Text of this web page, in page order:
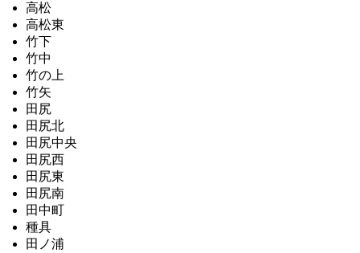
高松
高松東
竹下
竹中
竹の上
竹矢
田尻
田尻北
田尻中央
田尻西
田尻東
田尻南
田中町
種具
田ノ浦